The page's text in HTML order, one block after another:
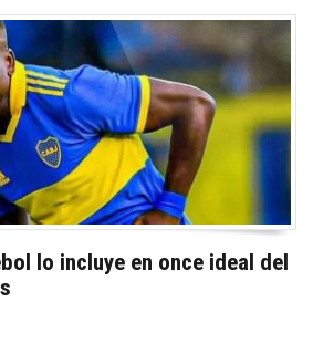
lo incluye en once ideal del